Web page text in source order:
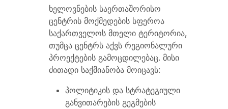
ხელოვნების საერთაშორისო
ცენტრის მოქმედების სფეროა
საქართველოს მთელი ტერიტორია,
თუმცა ცენტრს აქვს რეგიონალური
პროექტების გამოცდილებაც. მისი
ძითადი საქმიანობა მოიცავს:
პოლიტიკის და სტრატეგიული
განვითარების გეგმების